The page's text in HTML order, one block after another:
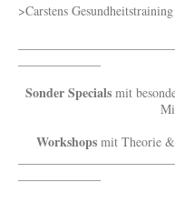
>Carstens
Sonder Specialsmit
Workshopsmit Theorie